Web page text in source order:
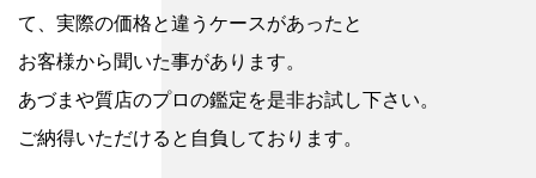
て、実際の価格と違うケースがあったと
お客様から聞いた事があります。
あづまや質店のプロの鑑定を是非お試し下さい。
ご納得いただけると自負しております。